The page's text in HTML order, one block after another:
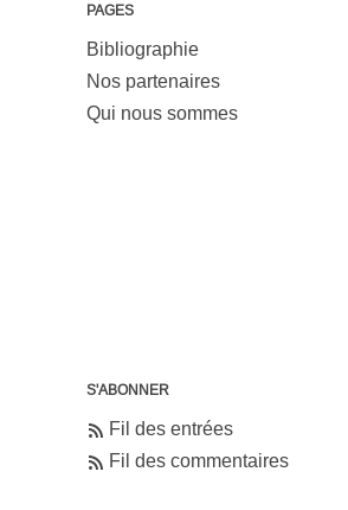
PAGES
Bibliographie
Nos partenaires
Qui nous sommes
S'ABONNER
Fil des entrées
Fil des commentaires